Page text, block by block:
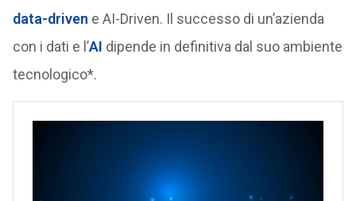
data-driven e AI-Driven. Il successo di un’azienda
con i dati e l’AI dipende in definitiva dal suo ambiente
tecnologico*.